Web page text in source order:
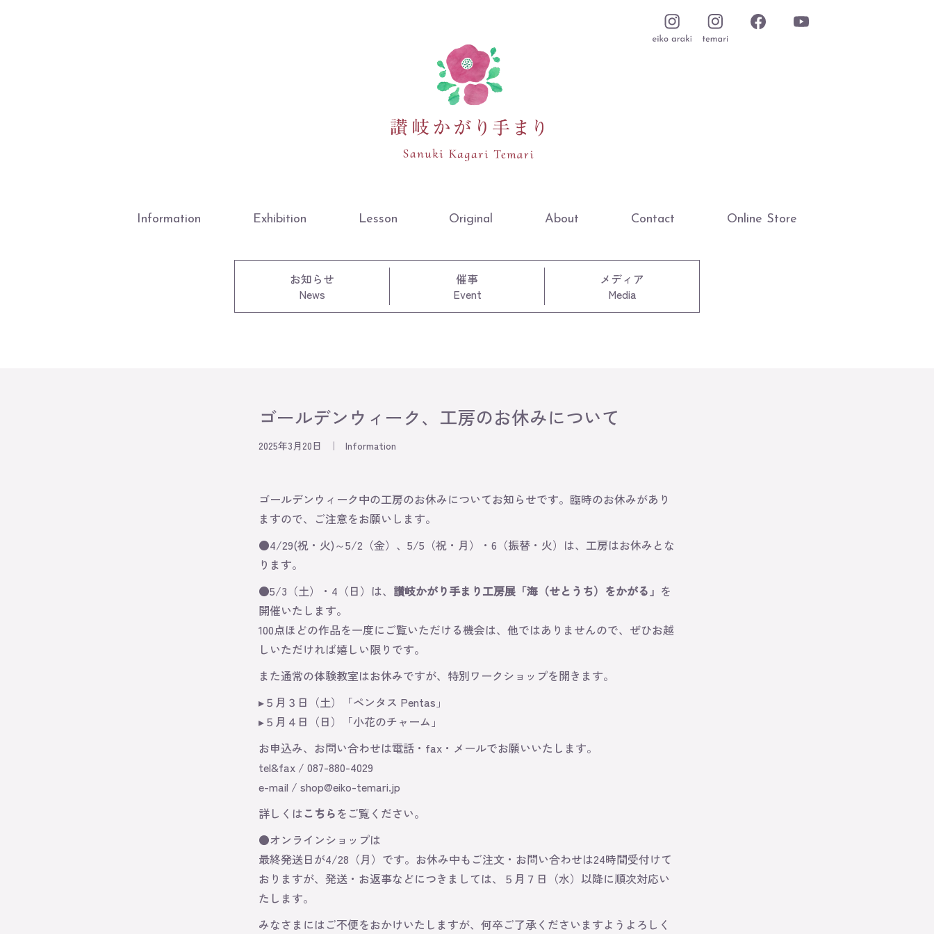
Information Exhibition Lesson Original About Contact Online Store
お知らせ
News
催事
Event
メディア
Media
ゴールデンウィーク、工房のお休みについて
2025年3月20日 ｜ Information
ゴールデンウィーク中の工房のお休みについてお知らせです。臨時のお休みがあり
ますので、ご注意をお願いします。
●4/29(祝・火)～5/2（金）、5/5（祝・月）・6（振替・火）は、工房はお休みとな
ります。
●5/3（土）・4（日）は、 讃岐かがり手まり工房展「海（せとうち）をかがる」 を
開催いたします。
100点ほどの作品を一度にご覧いただける機会は、他ではありませんので、ぜひお越
しいただければ嬉しい限りです。
また通常の体験教室はお休みですが、特別ワークショップを開きます。
▸５月３日（土）「ペンタス Pentas」
▸５月４日（日）「小花のチャーム」
お申込み、お問い合わせは電話・fax・メールでお願いいたします。
tel&fax / 087-880-4029
e-mail / shop@eiko-temari.jp
詳しくはこちらをご覧ください。
●オンラインショップは
最終発送日が4/28（月）です。お休み中もご注文・お問い合わせは24時間受付けて
おりますが、発送・お返事などにつきましては、５月７日（水）以降に順次対応い
たします。
みなさまにはご不便をおかけいたしますが、何卒ご了承くださいますようよろしく